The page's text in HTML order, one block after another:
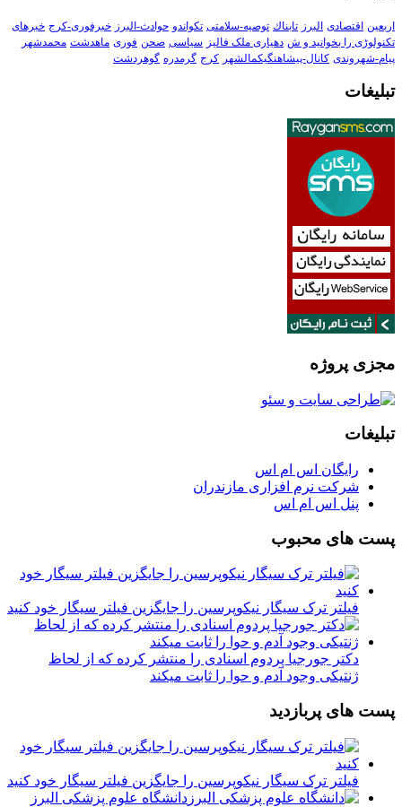
اربعین اقتصادی البرز تابناك توصیه-سلامتی تکواندو حوادث-البرز خبرفوری-کرج خبرهای
تکنولوڑی را بخوانید و ش دهیاری ملک فالیز سیاسی صحن فوری ماهدشت محمدشهر
پیام-شهروندی کانال-پیشاهنگیکمالشهر کرج گرمدره گوهردشت
تبلیغات
مجزی پروژه
تبلیغات
رایگان اس ام اس
شرکت نرم افزاری مازندران
پنل اس ام اس
پست های محبوب
فیلتر ترک سیگار نیکوپرسین را جایگزین فیلتر سیگار خود کنید
دکتر جورجیا پردوم اسنادی را منتشر کرده که از لحاظ
ژنتیکی وجود آدم و حوا را ثابت میکند
پست های پربازدید
فیلتر ترک سیگار نیکوپرسین را جایگزین فیلتر سیگار خود کنید
دانشگاه علوم پزشکی البرز